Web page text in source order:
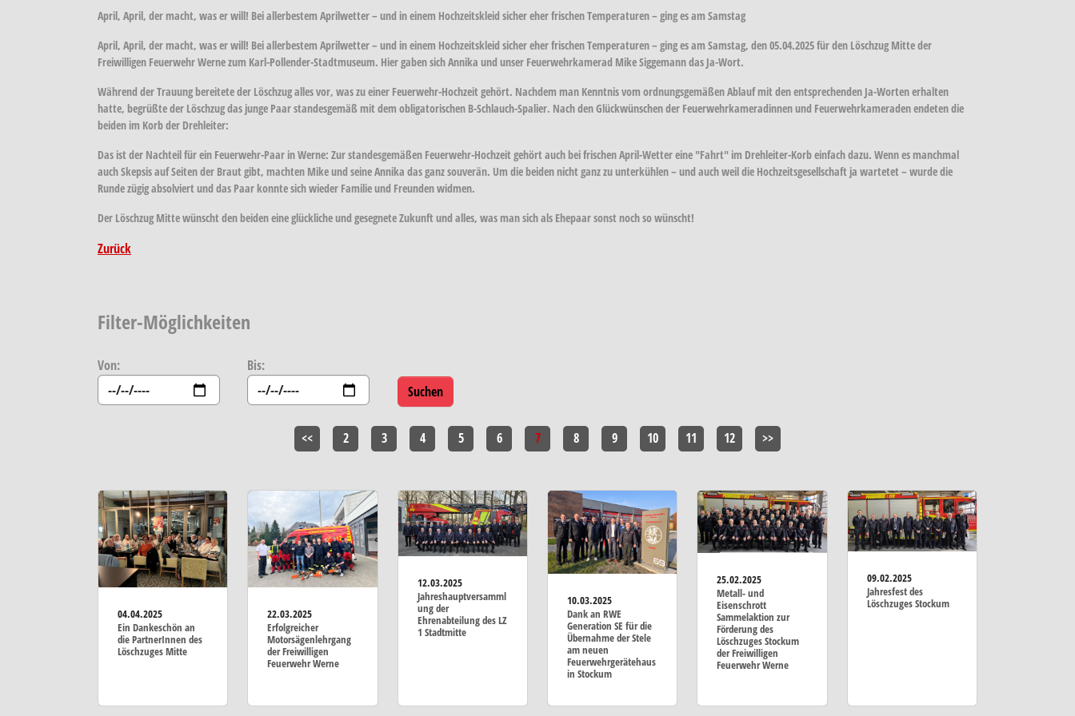
April, April, der macht, was er will! Bei allerbestem Aprilwetter – und in einem Hochzeitskleid sicher eher frischen Temperaturen – ging es am Samstag
April, April, der macht, was er will! Bei allerbestem Aprilwetter – und in einem Hochzeitskleid sicher eher frischen Temperaturen – ging es am Samstag, den 05.04.2025 für den Löschzug Mitte der
Freiwilligen Feuerwehr Werne zum Karl-Pollender-Stadtmuseum. Hier gaben sich Annika und unser Feuerwehrkamerad Mike Siggemann das Ja-Wort.
Während der Trauung bereitete der Löschzug alles vor, was zu einer Feuerwehr-Hochzeit gehört. Nachdem man Kenntnis vom ordnungsgemäßen Ablauf mit den entsprechenden Ja-Worten erhalten
hatte, begrüßte der Löschzug das junge Paar standesgemäß mit dem obligatorischen B-Schlauch-Spalier. Nach den Glückwünschen der Feuerwehrkameradinnen und Feuerwehrkameraden endeten die
beiden im Korb der Drehleiter:
Das ist der Nachteil für ein Feuerwehr-Paar in Werne: Zur standesgemäßen Feuerwehr-Hochzeit gehört auch bei frischen April-Wetter eine "Fahrt" im Drehleiter-Korb einfach dazu. Wenn es manchmal
auch Skepsis auf Seiten der Braut gibt, machten Mike und seine Annika das ganz souverän. Um die beiden nicht ganz zu unterkühlen – und auch weil die Hochzeitsgesellschaft ja wartetet – wurde die
Runde zügig absolviert und das Paar konnte sich wieder Familie und Freunden widmen.
Der Löschzug Mitte wünscht den beiden eine glückliche und gesegnete Zukunft und alles, was man sich als Ehepaar sonst noch so wünscht!
Zurück
Filter-Möglichkeiten
Von: Bis:
<< 2 3 4 5 6 7 8 9 10 11 12 >>
04.04.2025
Ein Dankeschön an
die PartnerInnen des
Löschzuges Mitte
22.03.2025
Erfolgreicher
Motorsägenlehrgang
der Freiwilligen
Feuerwehr Werne
12.03.2025
Jahreshauptversamml
ung der
Ehrenabteilung des LZ
1 Stadtmitte
10.03.2025
Dank an RWE
Generation SE für die
Übernahme der Stele
am neuen
Feuerwehrgerätehaus
in Stockum
25.02.2025
Metall- und
Eisenschrott
Sammelaktion zur
Förderung des
Löschzuges Stockum
der Freiwilligen
Feuerwehr Werne
09.02.2025
Jahresfest des
Löschzuges Stockum